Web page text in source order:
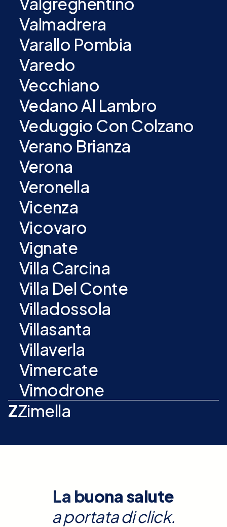
Valmadrera
Varallo Pombia
Varedo
Vecchiano
Vedano Al Lambro
Veduggio Con Colzano
Verano Brianza
Verona
Veronella
Vicenza
Vicovaro
Vignate
Villa Carcina
Villa Del Conte
Villadossola
Villasanta
Villaverla
Vimercate
Vimodrone
ZZimella
La buona salute
a portata di click.